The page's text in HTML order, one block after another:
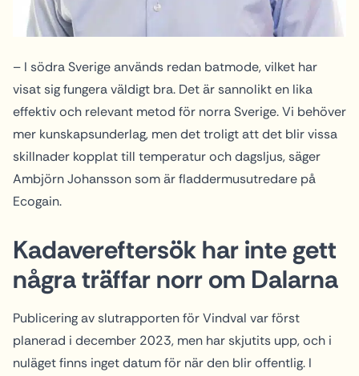
– I södra Sverige används redan batmode, vilket har
visat sig fungera väldigt bra. Det är sannolikt en lika
effektiv och relevant metod för norra Sverige. Vi behöver
mer kunskapsunderlag, men det troligt att det blir vissa
skillnader kopplat till temperatur och dagsljus, säger
Ambjörn Johansson som är fladdermusutredare på
Ecogain.
Kadavereftersök har inte gett
några träffar norr om Dalarna
Publicering av slutrapporten för Vindval var först
planerad i december 2023, men har skjutits upp, och i
nuläget finns inget datum för när den blir offentlig. I